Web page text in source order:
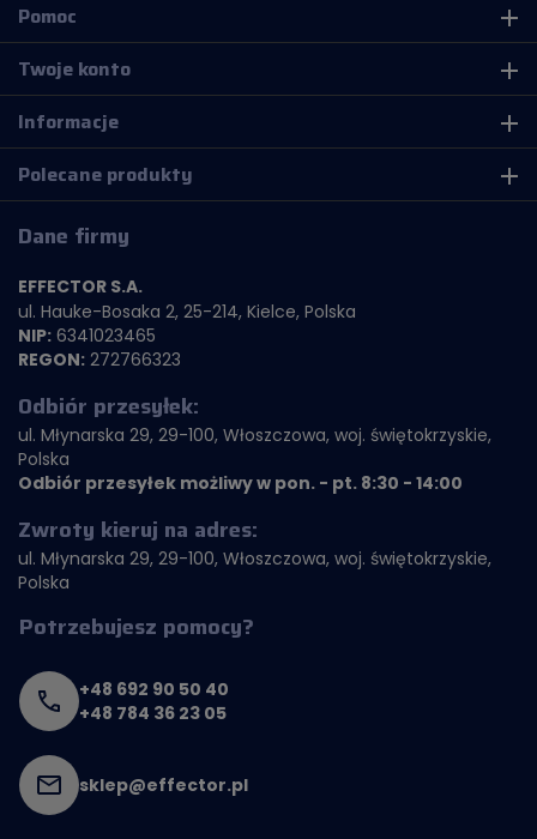
Pomoc add
Twoje konto add
Informacje add
Polecane produkty add
Dane firmy
EFFECTOR S.A.
ul. Hauke-Bosaka 2, 25-214, Kielce, Polska
NIP: 6341023465
REGON: 272766323
Odbiór przesyłek:
ul. Młynarska 29, 29-100, Włoszczowa, woj. świętokrzyskie,
Polska
Odbiór przesyłek możliwy w pon. - pt. 8:30 - 14:00
Zwroty kieruj na adres:
ul. Młynarska 29, 29-100, Włoszczowa, woj. świętokrzyskie,
Polska
Potrzebujesz pomocy?
+48 692 90 50 40
+48 784 36 23 05
sklep@effector.pl